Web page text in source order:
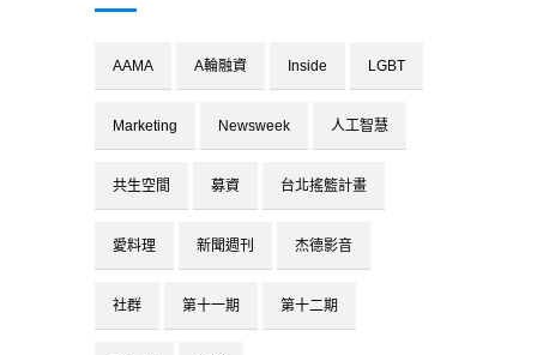
AAMA A輪融資 Inside LGBT
Marketing Newsweek 人工智慧
共生空間 募資 台北搖籃計畫
愛料理 新聞週刊 杰德影音
社群 第十一期 第十二期